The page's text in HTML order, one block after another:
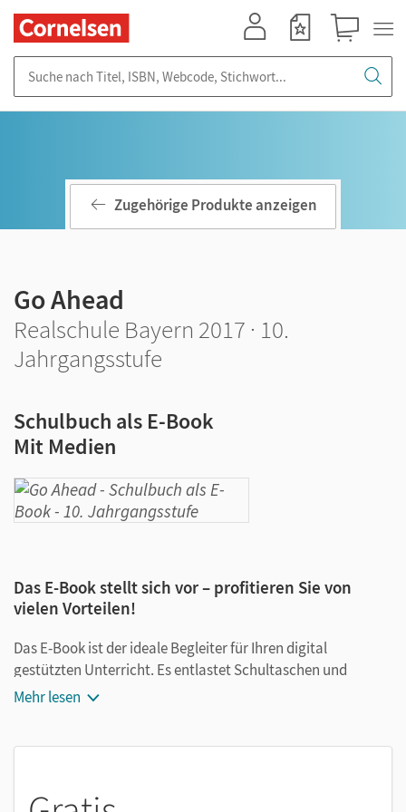
Zugehörige Produkte anzeigen
Go Ahead
Realschule Bayern 2017 · 10.
Jahrgangsstufe
Schulbuch als E-Book
Mit Medien
Das E-Book stellt sich vor – profitieren Sie von
vielen Vorteilen!
Das E-Book ist der ideale Begleiter für Ihren digital
gestützten Unterricht. Es entlastet Schultaschen und
Rucksäcke und ist jederzeit unkompliziert verfügbar.
Markierungen setzen
Mehr lesen